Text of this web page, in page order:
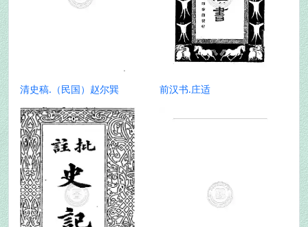
清史稿.（民国）赵尔巽 前汉书.庄适